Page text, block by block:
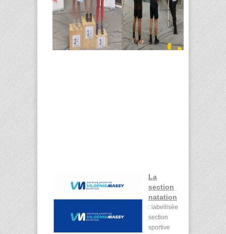
La
section
natation
: labellisée
section
sportive